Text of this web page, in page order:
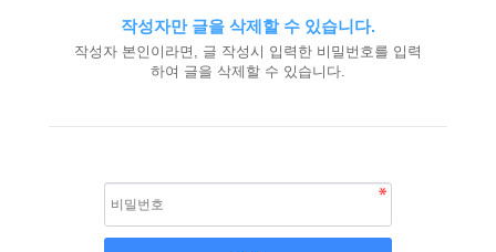
작성자만 글을 삭제할 수 있습니다.
작성자 본인이라면, 글 작성시 입력한 비밀번호를 입력
하여 글을 삭제할 수 있습니다.